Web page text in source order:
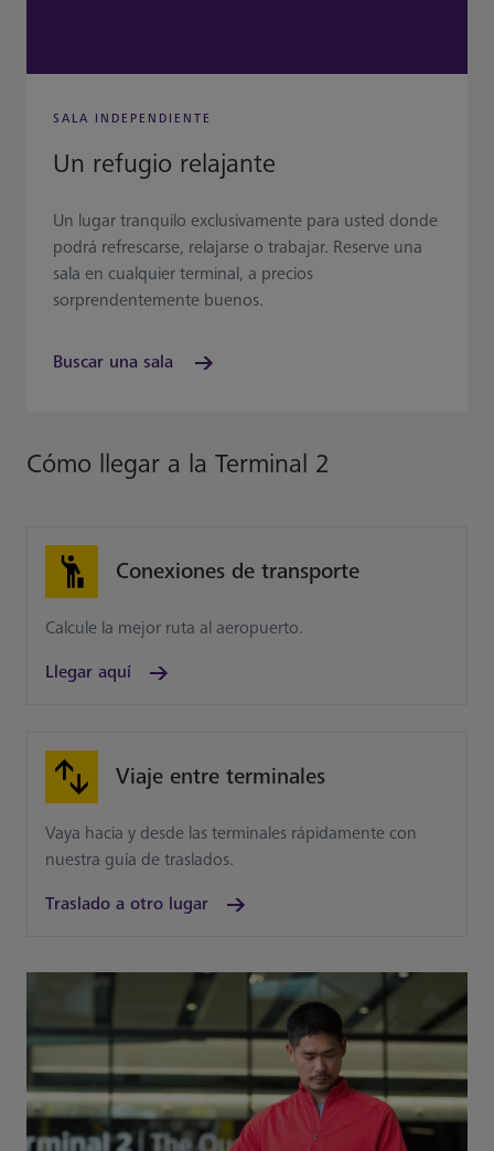
SALA INDEPENDIENTE
Un refugio relajante
Un lugar tranquilo exclusivamente para usted donde
podrá refrescarse, relajarse o trabajar. Reserve una
sala en cualquier terminal, a precios
sorprendentemente buenos.
Buscar una sala
Cómo llegar a la Terminal 2
Conexiones de transporte
Calcule la mejor ruta al aeropuerto.
Llegar aquí
Viaje entre terminales
Vaya hacia y desde las terminales rápidamente con
nuestra guía de traslados.
Traslado a otro lugar